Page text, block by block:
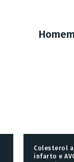
Colesterol
infarto e